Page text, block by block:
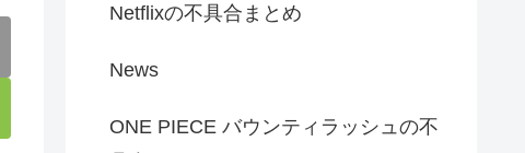
Netflixの不具合まとめ
News
ONE PIECE バウンティラッシュの不